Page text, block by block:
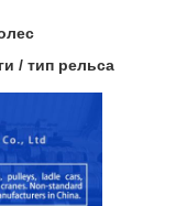
/ тип рельса